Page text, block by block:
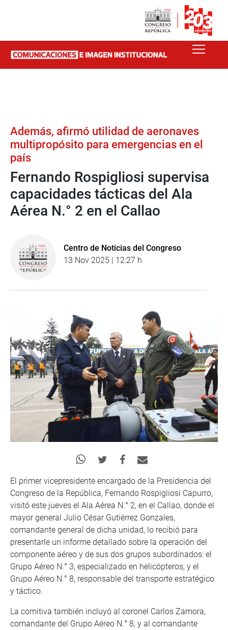
Además, afirmó utilidad de aeronaves
multipropósito para emergencias en el
país
Fernando Rospigliosi supervisa
capacidades tácticas del Ala
Aérea N.° 2 en el Callao
Centro de Noticias del Congreso
13 Nov 2025 | 12:27 h
El primer vicepresidente encargado de la Presidencia del
Congreso de la República, Fernando Rospigliosi Capurro,
visitó este jueves el Ala Aérea N.° 2, en el Callao, donde el
mayor general Julio César Gutiérrez Gonzales,
comandante general de dicha unidad, lo recibió para
presentarle un informe detallado sobre la operación del
componente aéreo y de sus dos grupos subordinados: el
Grupo Aéreo N.° 3, especializado en helicópteros, y el
Grupo Aéreo N.° 8, responsable del transporte estratégico
y táctico.
La comitiva también incluyó al coronel Carlos Zamora,
comandante del Grupo Aéreo N.° 8, y al comandante